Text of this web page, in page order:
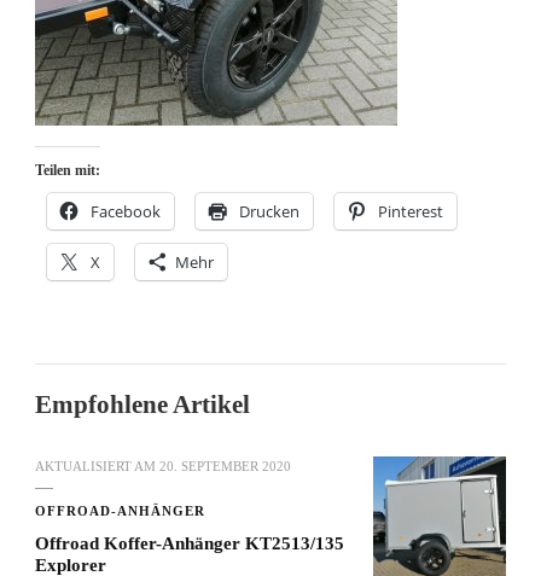
Teilen mit:
Facebook Drucken Pinterest
X Mehr
Empfohlene Artikel
AKTUALISIERT AM 20. SEPTEMBER 2020
OFFROAD-ANHÄNGER
Offroad Koffer-Anhänger KT2513/135
Explorer